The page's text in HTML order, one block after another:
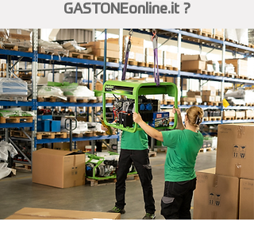
GASTONEonline.it ?